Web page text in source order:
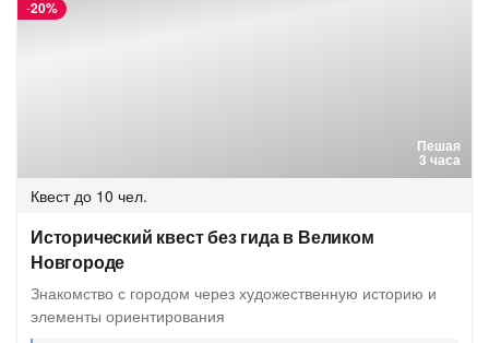
Пешая
3 часа
-20%
Квест до 10 чел.
Исторический квест без гида в Великом
Новгороде
Знакомство с городом через художественную историю и
элементы ориентирования